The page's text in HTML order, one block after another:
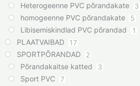
Heterogeenne PVC põrandakate
3
homogeenne PVC põrandakate
5
Libisemiskindlad PVC põrandad
1
PLAATVAIBAD
17
SPORTPÕRANDAD
2
Põrandakaitse katted
3
Sport PVC 7